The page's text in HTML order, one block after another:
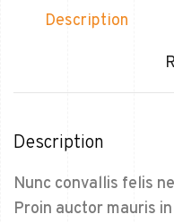
Description
Description
Nunc convallis felis
Proin auctor mauris